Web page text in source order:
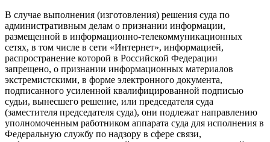
В случае выполнения (изготовления) решения суда по
административным делам о признании информации,
размещенной в информационно-телекоммуникационных
сетях, в том числе в сети «Интернет», информацией,
распространение которой в Российской Федерации
запрещено, о признании информационных материалов
экстремистскими, в форме электронного документа,
подписанного усиленной квалифицированной подписью
судьи, вынесшего решение, или председателя суда
(заместителя председателя суда), они подлежат направлению
уполномоченным работником аппарата суда для исполнения в
Федеральную службу по надзору в сфере связи,